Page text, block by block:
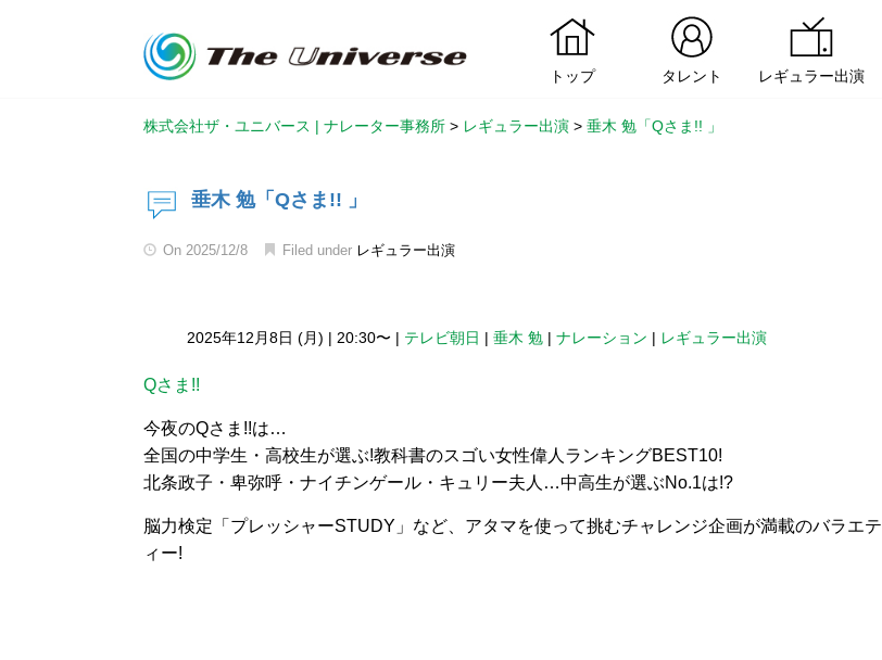
トップ タレント レギュラー出演
株式会社ザ・ユニバース | ナレーター事務所 > レギュラー出演 > 垂木 勉「Qさま!! 」
垂木 勉「Qさま!! 」
On 2025/12/8 Filed under レギュラー出演
2025年12月8日 (月) | 20:30〜 | テレビ朝日 | 垂木 勉 | ナレーション | レギュラー出演
Qさま!!
今夜のQさま!!は…
全国の中学生・高校生が選ぶ!教科書のスゴい女性偉人ランキングBEST10!
北条政子・卑弥呼・ナイチンゲール・キュリー夫人…中高生が選ぶNo.1は!?
脳力検定「プレッシャーSTUDY」など、アタマを使って挑むチャレンジ企画が満載のバラエテ
ィー!